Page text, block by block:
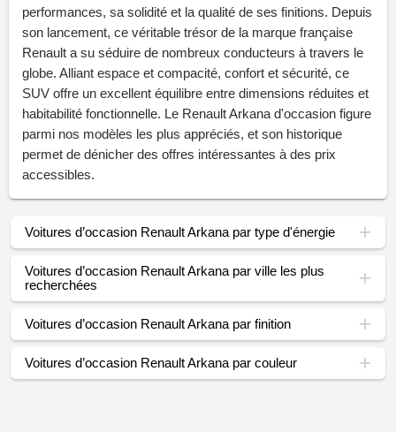
performances, sa solidité et la qualité de ses finitions. Depuis
son lancement, ce véritable trésor de la marque française
Renault a su séduire de nombreux conducteurs à travers le
globe. Alliant espace et compacité, confort et sécurité, ce
SUV offre un excellent équilibre entre dimensions réduites et
habitabilité fonctionnelle. Le Renault Arkana d'occasion figure
parmi nos modèles les plus appréciés, et son historique
permet de dénicher des offres intéressantes à des prix
accessibles.
Voitures d’occasion Renault Arkana par type d'énergie
Voitures d’occasion Renault Arkana par ville les plus
recherchées
Voitures d’occasion Renault Arkana par finition
Voitures d’occasion Renault Arkana par couleur